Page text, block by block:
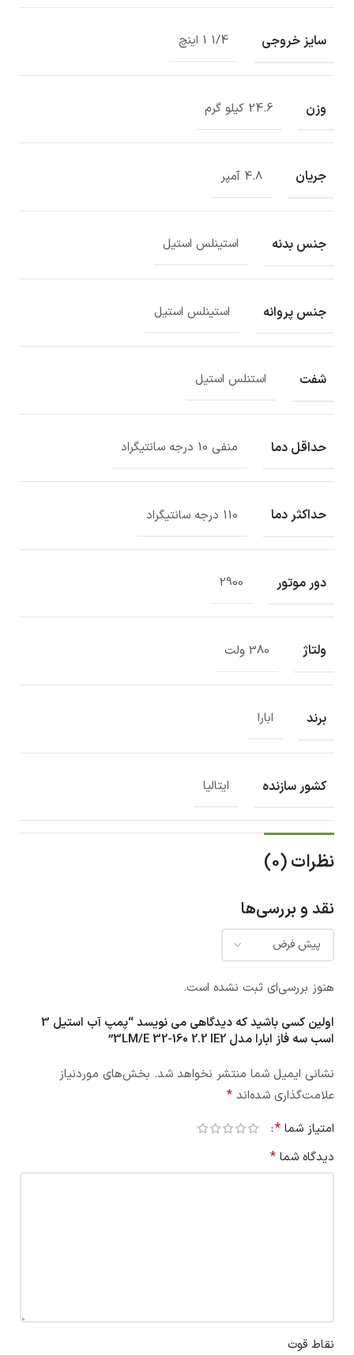
سایز خروجی 1/4 1 اینچ
وزن 24.6 کیلو گرم
جریان 4.8 آمپر
جنس بدنه استینلس استیل
جنس پروانه استینلس استیل
شفت استنلس استیل
حداقل دما منفی 10 درجه سانتیگراد
حداکثر دما 110 درجه سانتیگراد
دور موتور 2900
ولتاژ 380 ولت
برند ابارا
کشور سازنده ایتالیا
نظرات (0)
نقد و بررسی‌ها
هنوز بررسی‌ای ثبت نشده است.
اولین کسی باشید که دیدگاهی می نویسد “پمپ آب استيل 3
اسب سه فاز ابارا مدل 3LM/E 32-160 2.2 IE2”
نشانی ایمیل شما منتشر نخواهد شد. بخش‌های موردنیاز
علامت‌گذاری شده‌اند *
امتیاز شما *
دیدگاه شما *
نقاط قوت